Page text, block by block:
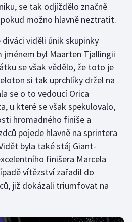
se tak odjíždělo značně
možno hlavně neztratit.
viděli únik skupinky
jménem byl Maarten Tjallingii
se však vědělo, že toto je
si tak uprchlíky držel na
se o to vedoucí Orica
u které se však spekulovalo,
hromadného finiše a
pojede hlavně na sprintera
byla také stáj Giant-
finišera Marcela
vítězství zařadil do
již dokázali triumfovat na